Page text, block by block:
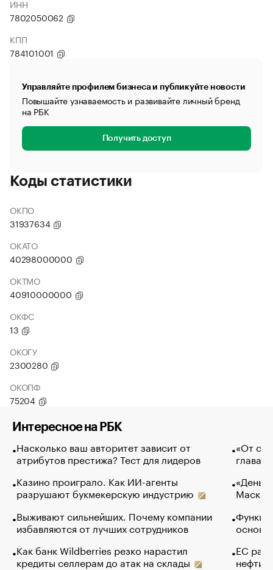
ИНН
7802050062
КПП
784101001
Управляйте профилем бизнеса и публикуйте новости
Повышайте узнаваемость и развивайте личный бренд
на РБК
Получить доступ
Коды статистики
ОКПО
31937634
ОКАТО
40298000000
ОКТМО
40910000000
ОКФС
13
ОКОГУ
2300280
ОКОПФ
75204
Интересное на РБК
Насколько ваш авторитет зависит от
атрибутов престижа? Тест для лидеров
Казино проиграло. Как ИИ-агенты
разрушают букмекерскую индустрию
Выживают сильнейших. Почему компании
избавляются от лучших сотрудников
Как банк Wildberries резко нарастил
кредиты селлерам до атак на склады
«От
глава
Маск в
основ
ЕС
нефти